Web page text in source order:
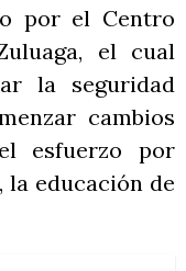
por el Centro
el cual
la seguridad
cambios
esfuerzo por
la educación de